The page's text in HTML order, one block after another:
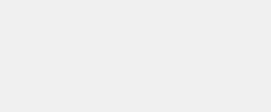
Αυτός ο τόπος φιλοδοξεί να ανοίγει μονοπάτια για τα συναρπαστικά και